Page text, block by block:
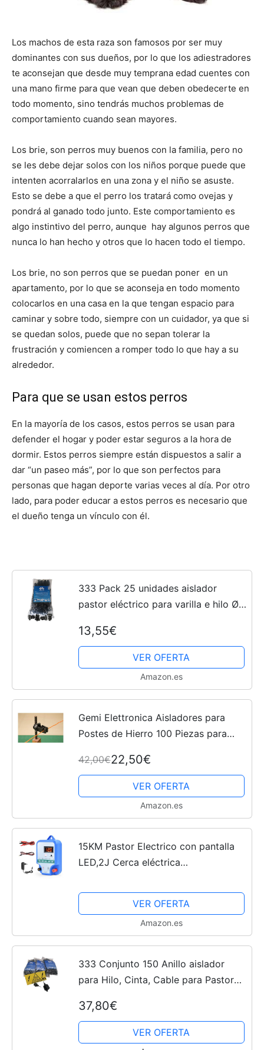
Los machos de esta raza son famosos por ser muy
dominantes con sus dueños, por lo que los adiestradores
te aconsejan que desde muy temprana edad cuentes con
una mano firme para que vean que deben obedecerte en
todo momento, sino tendrás muchos problemas de
comportamiento cuando sean mayores.
Los brie, son perros muy buenos con la familia, pero no
se les debe dejar solos con los niños porque puede que
intenten acorralarlos en una zona y el niño se asuste.
Esto se debe a que el perro los tratará como ovejas y
pondrá al ganado todo junto. Este comportamiento es
algo instintivo del perro, aunque hay algunos perros que
nunca lo han hecho y otros que lo hacen todo el tiempo.
Los brie, no son perros que se puedan poner en un
apartamento, por lo que se aconseja en todo momento
colocarlos en una casa en la que tengan espacio para
caminar y sobre todo, siempre con un cuidador, ya que si
se quedan solos, puede que no sepan tolerar la
frustración y comiencen a romper todo lo que hay a su
alrededor.
Para que se usan estos perros
En la mayoría de los casos, estos perros se usan para
defender el hogar y poder estar seguros a la hora de
dormir. Estos perros siempre están dispuestos a salir a
dar “un paseo más”, por lo que son perfectos para
personas que hagan deporte varias veces al día. Por otro
lado, para poder educar a estos perros es necesario que
el dueño tenga un vínculo con él.
333 Pack 25 unidades aislador
pastor eléctrico para varilla e hilo Ø
13,55€
VER OFERTA
Amazon.es
Gemi Elettronica Aisladores para
Postes de Hierro 100 Piezas para
eléctrica Valla electrificada para
Animales jabalí...
42,00€22,50€
VER OFERTA
Amazon.es
15KM Pastor Electrico con pantalla
LED,2J Cerca eléctrica
para Cría de animales pastores, para
Granja Pastar Jardín
VER OFERTA
Amazon.es
333 Conjunto 150 Anillo aislador
para Hilo, Cinta, Cable para Pastor
Accesorio para Montaje + Cartel
indicador
37,80€
VER OFERTA